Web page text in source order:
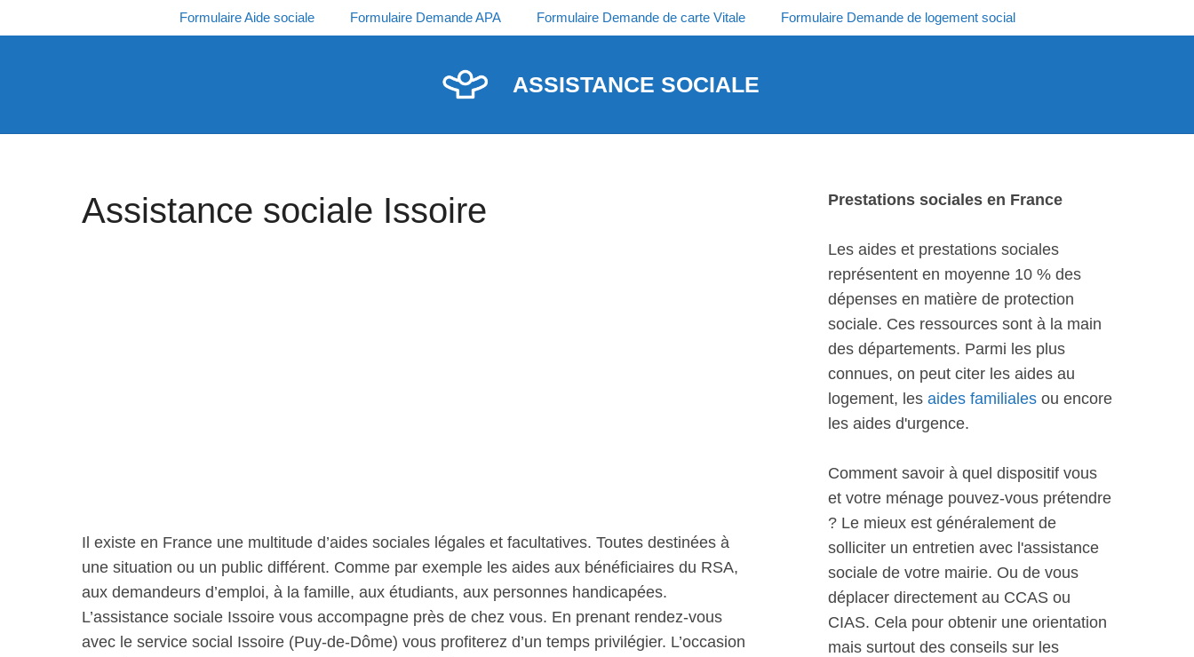
au
Formulaire Aide sociale Formulaire Demande APA Formulaire Demande de carte Vitale Formulaire Demande de logement social
ASSISTANCE SOCIALE
Assistance sociale Issoire
Il existe en France une multitude d’aides sociales légales et facultatives. Toutes destinées à
une situation ou un public différent. Comme par exemple les aides aux bénéficiaires du RSA,
aux demandeurs d’emploi, à la famille, aux étudiants, aux personnes handicapées.
L’assistance sociale Issoire vous accompagne près de chez vous. En prenant rendez-vous
avec le service social Issoire (Puy-de-Dôme) vous profiterez d’un temps privilégier. L’occasion
Prestations sociales en France
Les aides et prestations sociales
représentent en moyenne 10 % des
dépenses en matière de protection
sociale. Ces ressources sont à la main
des départements. Parmi les plus
connues, on peut citer les aides au
logement, les aides familiales ou encore
les aides d'urgence.
Comment savoir à quel dispositif vous
et votre ménage pouvez-vous prétendre
? Le mieux est généralement de
solliciter un entretien avec l'assistance
sociale de votre mairie. Ou de vous
déplacer directement au CCAS ou
CIAS. Cela pour obtenir une orientation
mais surtout des conseils sur les